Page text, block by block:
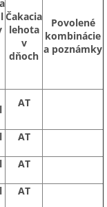
Čakacia
lehota
v
dňoch
Povolené
kombinácie
a poznámky
AT
AT
AT
AT